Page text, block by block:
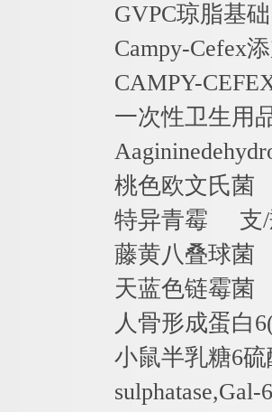
GVPC琼脂基础
Campy-Cefex
CAMPY-
一次性卫生用
桃色欧文氏菌
特异青霉
支/
藤黄八叠球菌
天蓝色链霉菌
人骨形成蛋白
小鼠半乳糖6硫